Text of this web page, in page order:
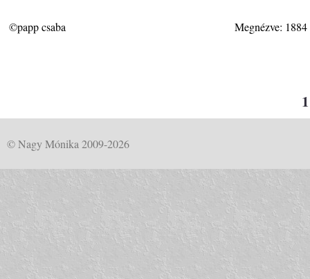
©papp csaba Megnézve:
1
© Nagy Mónika 2009-2026